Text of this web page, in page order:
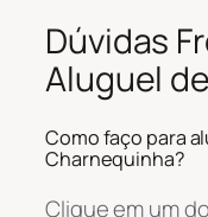
Dúvidas
Aluguel
Como faço para
Charnequinha?
Clique em um